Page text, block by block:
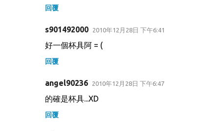
回覆
s901492000 2010年12月28日 下午6:41
好一個杯具阿 = (
回覆
angel90236 2010年12月28日 下午6:47
的確是杯具...XD
回覆